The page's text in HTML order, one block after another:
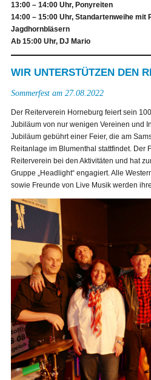
13:00 – 14:00 Uhr, Ponyreiten
14:00 – 15:00 Uhr, Standartenweihe mit
Jagdhornbläsern
Ab 15:00 Uhr, DJ Mario
WIR UNTERSTÜTZEN DEN
Sommerfest am 27.08.2022
Der Reiterverein Horneburg feiert sein
Jubiläum von nur wenigen Vereinen und
Jubiläum gebührt einer Feier, die am
Reitanlage im Blumenthal stattfindet. Der
Reiterverein bei den Aktivitäten und hat
Gruppe „Headlight“ engagiert. Alle
sowie Freunde von Live Musik werden